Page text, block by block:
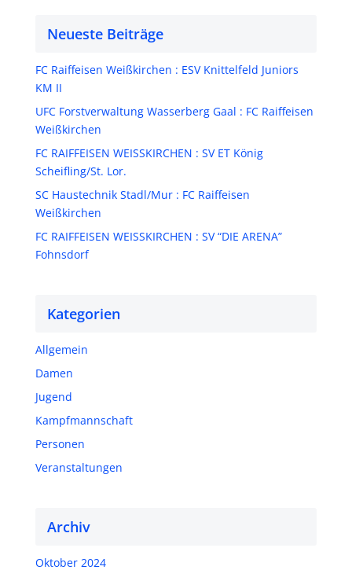
Neueste Beiträge
FC Raiffeisen Weißkirchen : ESV Knittelfeld Juniors
KM II
UFC Forstverwaltung Wasserberg Gaal : FC Raiffeisen
Weißkirchen
FC RAIFFEISEN WEISSKIRCHEN : SV ET König
Scheifling/St. Lor.
SC Haustechnik Stadl/Mur : FC Raiffeisen
Weißkirchen
FC RAIFFEISEN WEISSKIRCHEN : SV “DIE ARENA”
Fohnsdorf
Kategorien
Allgemein
Damen
Jugend
Kampfmannschaft
Personen
Veranstaltungen
Archiv
Oktober 2024